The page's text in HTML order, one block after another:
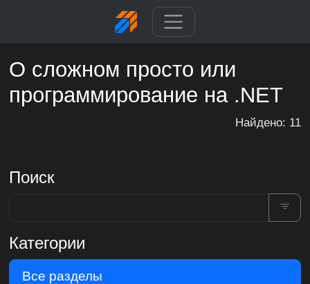
О сложном просто или
программирование на .NET
Найдено: 11
Поиск
Категории
Все разделы